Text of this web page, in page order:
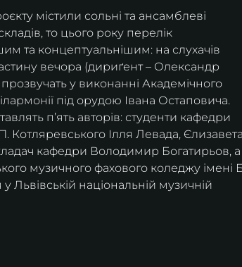
містили сольні та ансамблеві
то цього року перелік
та концептуальнішим: на слухачів
вечора (дириґент – Олександр
у виконанні Академічного
під орудою Івана Остаповича.
п’ять авторів: студенти кафедри
Котляревського Ілля Левада,
кафедри Володимир Богатирьов,
музичного фахового коледжу імені
Львівській національній музичній